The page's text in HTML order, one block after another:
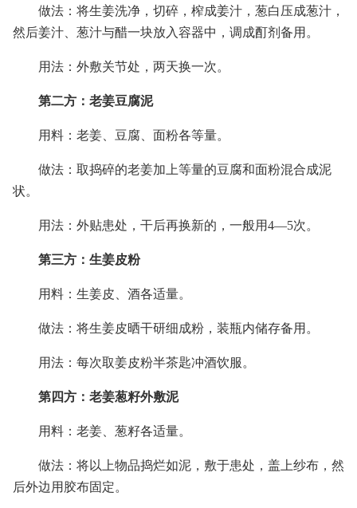
做法：将生姜洗净，切碎，榨成姜汁，葱白压成葱汁，
然后姜汁、葱汁与醋一块放入容器中，调成酊剂备用。
用法：外敷关节处，两天换一次。
第二方：老姜豆腐泥
用料：老姜、豆腐、面粉各等量。
做法：取捣碎的老姜加上等量的豆腐和面粉混合成泥
状。
用法：外贴患处，干后再换新的，一般用4—5次。
第三方：生姜皮粉
用料：生姜皮、酒各适量。
做法：将生姜皮晒干研细成粉，装瓶内储存备用。
用法：每次取姜皮粉半茶匙冲酒饮服。
第四方：老姜葱籽外敷泥
用料：老姜、葱籽各适量。
做法：将以上物品捣烂如泥，敷于患处，盖上纱布，然
后外边用胶布固定。